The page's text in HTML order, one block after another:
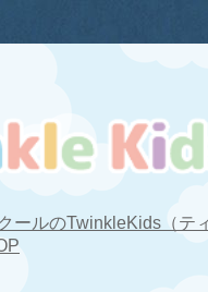
ールのTwinkleKids（テ